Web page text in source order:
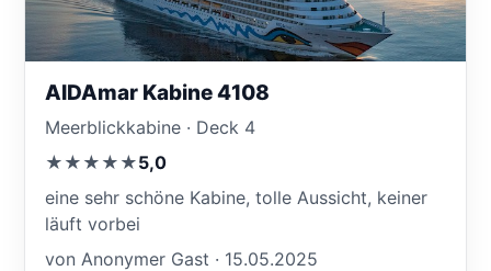
AIDAmar Kabine 4108
Meerblickkabine · Deck 4
★★★★★5,0
eine sehr schöne Kabine, tolle Aussicht, keiner
läuft vorbei
von Anonymer Gast · 15.05.2025